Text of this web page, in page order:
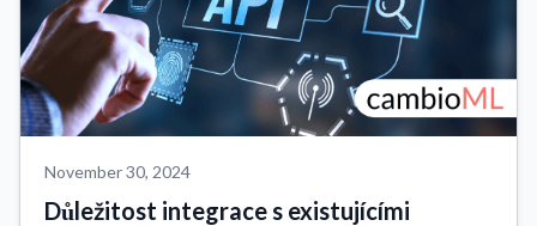
November 30, 2024
Důležitost integrace s existujícími